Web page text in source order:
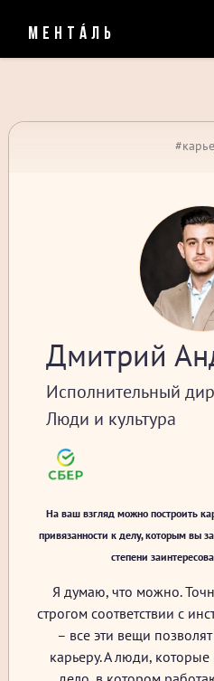
МЕНТÁЛЬ
Дмитрий
Исполнительный
Люди и культура
На ваш взгляд можно построить
привязанности к делу, которым вы
степени
Я думаю, что можно.
строгом соответствии с
– все эти вещи
карьеру. А люди,